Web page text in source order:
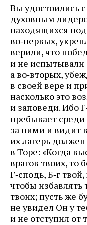
Вы удостоились
духовным
находящихся
во‑первых,
верили, что
и не испытывали
а во‑вторых,
в своей вере и
насколько это
и заповеди. Ибо
пребывает
за ними и видит
их лагерь
в Торе: «Когда
врагов твоих, то
Г‑сподь, Б‑г
чтобы избавлять
твоих; пусть же
не увидел Он у
и не отступил от